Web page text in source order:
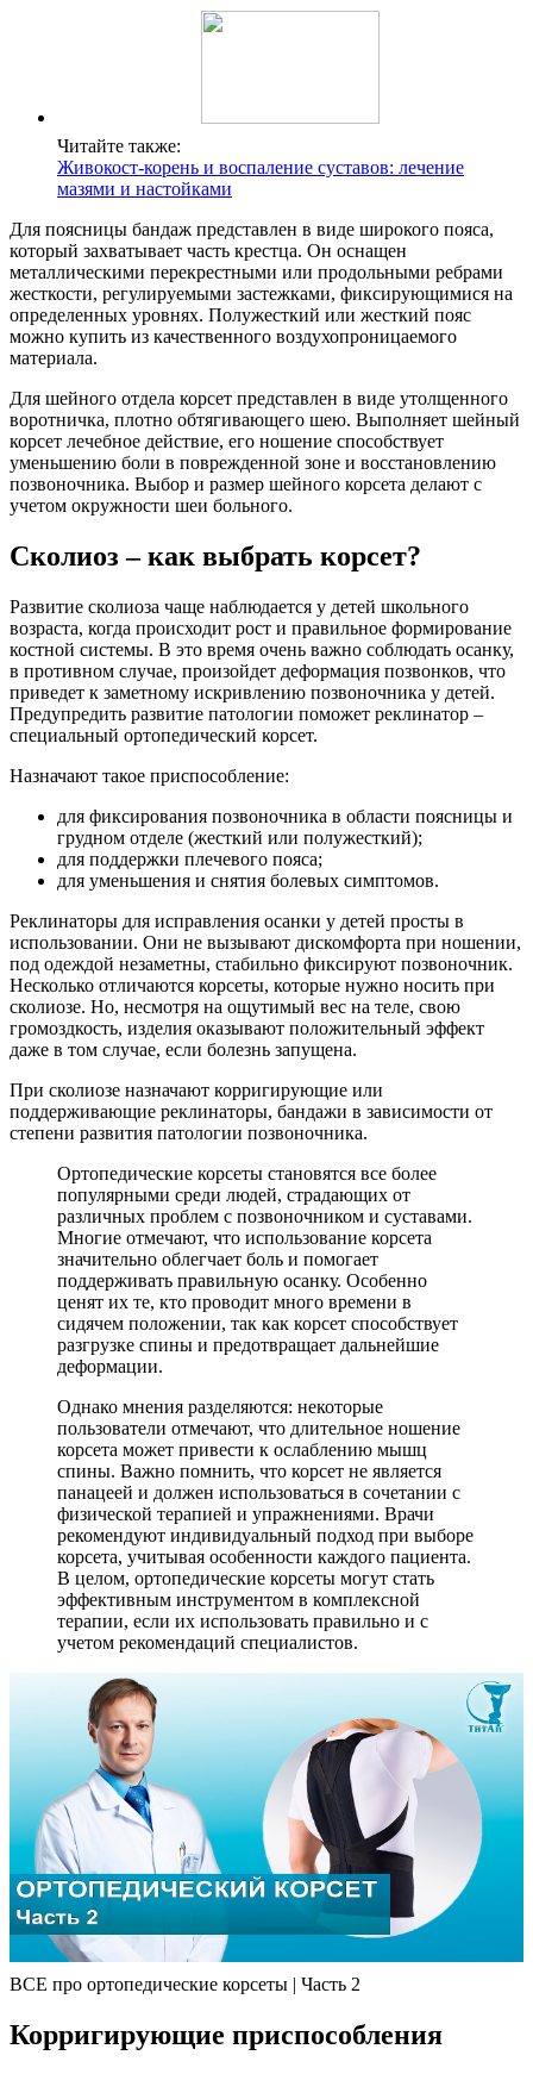
Читайте также:
Живокост-корень и воспаление суставов: лечение
мазями и настойками
Для поясницы бандаж представлен в виде широкого пояса,
который захватывает часть крестца. Он оснащен
металлическими перекрестными или продольными ребрами
жесткости, регулируемыми застежками, фиксирующимися на
определенных уровнях. Полужесткий или жесткий пояс
можно купить из качественного воздухопроницаемого
материала.
Для шейного отдела корсет представлен в виде утолщенного
воротничка, плотно обтягивающего шею. Выполняет шейный
корсет лечебное действие, его ношение способствует
уменьшению боли в поврежденной зоне и восстановлению
позвоночника. Выбор и размер шейного корсета делают с
учетом окружности шеи больного.
Сколиоз – как выбрать корсет?
Развитие сколиоза чаще наблюдается у детей школьного
возраста, когда происходит рост и правильное формирование
костной системы. В это время очень важно соблюдать осанку,
в противном случае, произойдет деформация позвонков, что
приведет к заметному искривлению позвоночника у детей.
Предупредить развитие патологии поможет реклинатор –
специальный ортопедический корсет.
Назначают такое приспособление:
для фиксирования позвоночника в области поясницы и
грудном отделе (жесткий или полужесткий);
для поддержки плечевого пояса;
для уменьшения и снятия болевых симптомов.
Реклинаторы для исправления осанки у детей просты в
использовании. Они не вызывают дискомфорта при ношении,
под одеждой незаметны, стабильно фиксируют позвоночник.
Несколько отличаются корсеты, которые нужно носить при
сколиозе. Но, несмотря на ощутимый вес на теле, свою
громоздкость, изделия оказывают положительный эффект
даже в том случае, если болезнь запущена.
При сколиозе назначают корригирующие или
поддерживающие реклинаторы, бандажи в зависимости от
степени развития патологии позвоночника.
Ортопедические корсеты становятся все более
популярными среди людей, страдающих от
различных проблем с позвоночником и суставами.
Многие отмечают, что использование корсета
значительно облегчает боль и помогает
поддерживать правильную осанку. Особенно
ценят их те, кто проводит много времени в
сидячем положении, так как корсет способствует
разгрузке спины и предотвращает дальнейшие
деформации.
Однако мнения разделяются: некоторые
пользователи отмечают, что длительное ношение
корсета может привести к ослаблению мышц
спины. Важно помнить, что корсет не является
панацеей и должен использоваться в сочетании с
физической терапией и упражнениями. Врачи
рекомендуют индивидуальный подход при выборе
корсета, учитывая особенности каждого пациента.
В целом, ортопедические корсеты могут стать
эффективным инструментом в комплексной
терапии, если их использовать правильно и с
учетом рекомендаций специалистов.
ВСЕ про ортопедические корсеты | Часть 2
Корригирующие приспособления